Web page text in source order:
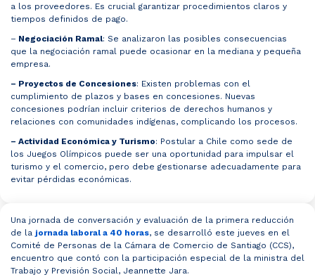
a los proveedores. Es crucial garantizar procedimientos claros y
tiempos definidos de pago.
– Negociación Ramal: Se analizaron las posibles consecuencias
que la negociación ramal puede ocasionar en la mediana y pequeña
empresa.
– Proyectos de Concesiones: Existen problemas con el
cumplimiento de plazos y bases en concesiones. Nuevas
concesiones podrían incluir criterios de derechos humanos y
relaciones con comunidades indígenas, complicando los procesos.
– Actividad Económica y Turismo: Postular a Chile como sede de
los Juegos Olímpicos puede ser una oportunidad para impulsar el
turismo y el comercio, pero debe gestionarse adecuadamente para
evitar pérdidas económicas.
Una jornada de conversación y evaluación de la ​​primera ​reducción
de la jornada laboral a 40 horas, se desarrolló ​este jueves en el
Comité de Personas de la Cámara de Comercio de Santiago (CCS),
encuentro que contó con la participación especial de la ministra del
Trabajo y Previsión Social, Jeannette Jara.